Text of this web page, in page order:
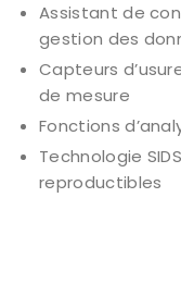
Assistant de
gestion des
Capteurs
de mesure
Fonctions
Technologie
reproductibles